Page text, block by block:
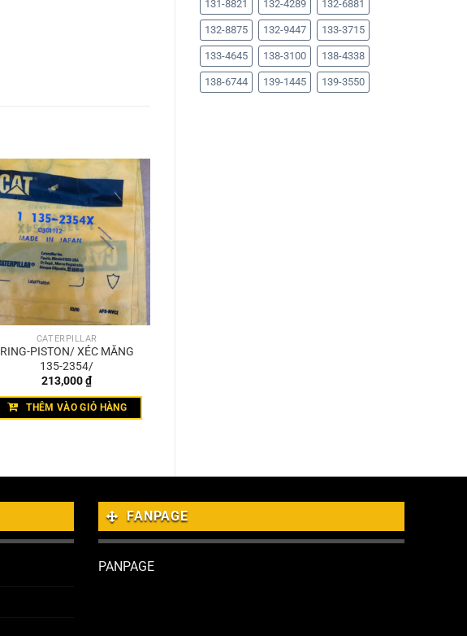
131-8821 132-4289 132-6881
132-8875 132-9447 133-3715
133-4645 138-3100 138-4338
138-6744 139-1445 139-3550
CATERPILLAR
RING-PISTON/ XÉC MĂNG
135-2354/
213,000₫
THÊM VÀO GIỎ HÀNG
FANPAGE
PANPAGE